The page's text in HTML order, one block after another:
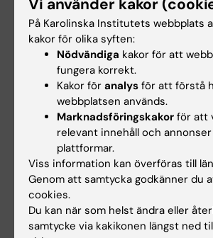
Examinationen sker genom en
fördjupningsuppgift samt
inlämning och redovisning av
Utöver detta krävs aktivt
grupparbeten och obligatoriska
(kursträffar). I händelse av
extra skriftlig uppgift efter
med kursansvarig.
Student som ej är godkänd
examenstillfälle har rätt att
Vi använder kakor
På Karolinska Institutets webbplats
kakor för olika syften:
Nödvändiga kakor för att
fungera korrekt.
Kakor för analys för att förstå
webbplatsen används.
Marknadsföringskakor för att
relevant innehåll och
plattformar.
Viss information kan överföras till
Genom att samtycka godkänner du
cookies.
Du kan när som helst ändra eller
samtycke via kakikonen längst ned